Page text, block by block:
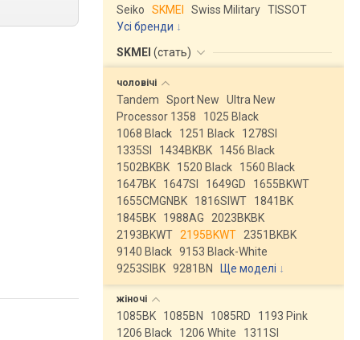
Seiko
SKMEI Swiss Military TISSOT
Усі бренди
SKMEI (стать)
чоловічі
Tandem Sport New
Ultra New
Processor 1358
1025 Black
1068 Black
1251 Black
1278SI
1335SI
1434BKBK
1456 Black
1502BKBK
1520 Black
1560 Black
1647BK
1647SI 1649GD
1655BKWT
1655CMGNBK
1816SIWT
1841BK
1845BK
1988AG
2023BKBK
2193BKWT
2195BKWT
2351BKBK
9140 Black 9153 Black-White
9253SIBK 9281BN Ще моделі ↓
жіночі
1085BK 1085BN 1085RD
1193 Pink
1206 Black
1206 White
1311SI